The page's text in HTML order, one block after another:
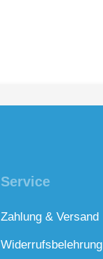
Service
Zahlung & Versand
Widerrufsbelehrung